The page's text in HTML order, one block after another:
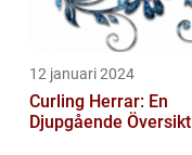
12 januari 2024
Curling Herrar: En
Djupgående Översikt